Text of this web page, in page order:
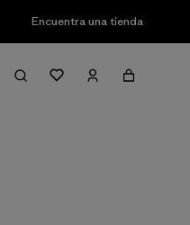
Encuentra una tienda
Filter & Sort